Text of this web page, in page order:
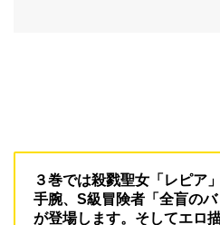
３巻では殺戮聖女「レピア
手腕、S級冒険者「全盲のバ
が登場します。そしてエロ